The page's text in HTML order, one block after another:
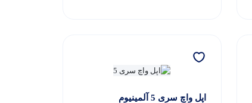
اپل واچ سری 5 آلمینیوم